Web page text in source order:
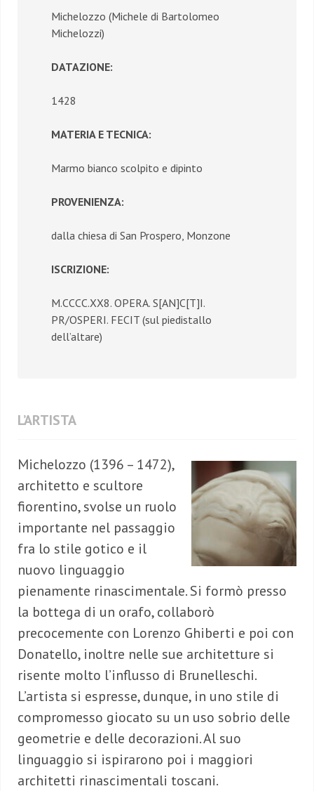
Michelozzo (Michele di Bartolomeo
Michelozzi)
DATAZIONE:
1428
MATERIA E TECNICA:
Marmo bianco scolpito e dipinto
PROVENIENZA:
dalla chiesa di San Prospero, Monzone
ISCRIZIONE:
M.CCCC.XX8. OPERA. S[AN]C[T]I.
PR/OSPERI. FECIT (sul piedistallo
dell’altare)
L’ARTISTA
Michelozzo (1396 – 1472),
architetto e scultore
fiorentino, svolse un ruolo
importante nel passaggio
fra lo stile gotico e il
nuovo linguaggio
pienamente rinascimentale. Si formò presso
la bottega di un orafo, collaborò
precocemente con Lorenzo Ghiberti e poi con
Donatello, inoltre nelle sue architetture si
risente molto l’influsso di Brunelleschi.
L’artista si espresse, dunque, in uno stile di
compromesso giocato su un uso sobrio delle
geometrie e delle decorazioni. Al suo
linguaggio si ispirarono poi i maggiori
architetti rinascimentali toscani.